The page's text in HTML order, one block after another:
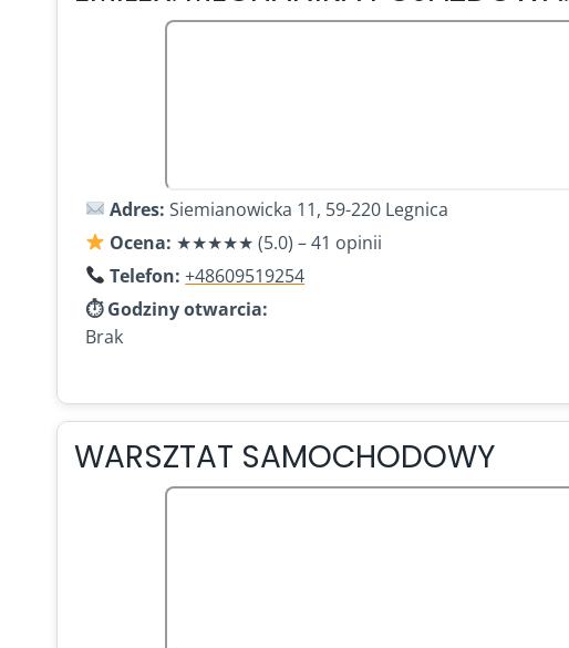
Adres: Siemianowicka 11, 59-220 Legnica
Ocena: ★★★★★ (5.0) – 41 opinii
Telefon: +48609519254
⏱ Godziny otwarcia:
Brak
WARSZTAT SAMOCHODOWY